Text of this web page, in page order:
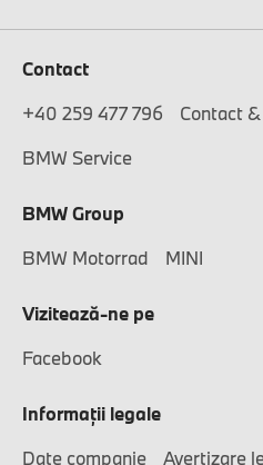
Contact
+40 259 477 796
Contact
BMW Service
BMW Group
BMW Motorrad
MINI
Vizitează-ne pe
Facebook
Informaţii legale
Date companie
Avertizare